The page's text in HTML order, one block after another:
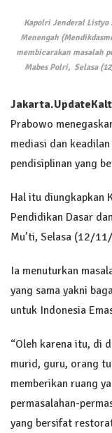
Kapolri Jenderal Listyo
Menengah
membicarakan masalah
Mabes Polri, Selasa
Jakarta
Prabowo
mediasi dan
pendisiplinan yang
Hal itu diungkapkan
Pendidikan Dasar
Mu’ti, Selasa (12/
Ia menuturkan
yang sama yakni
untuk Indonesia
“Oleh karena itu, di
murid, guru, orang
memberikan ruang
permasalahan-
yang bersifat